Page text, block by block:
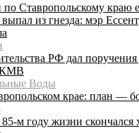
Ставропольскому краю
из гнезда: мэр
РФ дал поручения
КМВ
Воды
крае: план —
м году жизни скончался